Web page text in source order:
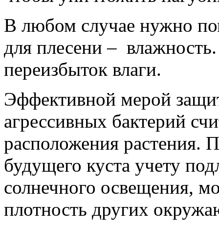
В любом случае нужно
для плесени –
переизбыток влаги.
Эффективной мерой
агрессивных бактерий
расположения растения.
будущего куста учету
солнечного освещения,
плотность других